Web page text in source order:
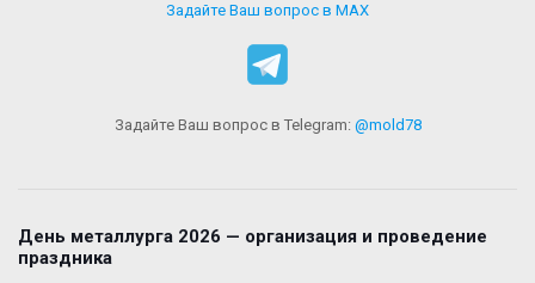
Задайте Ваш вопрос в MAX
Задайте Ваш вопрос в Telegram: @mold78
День металлурга 2026 — организация и проведение
праздника